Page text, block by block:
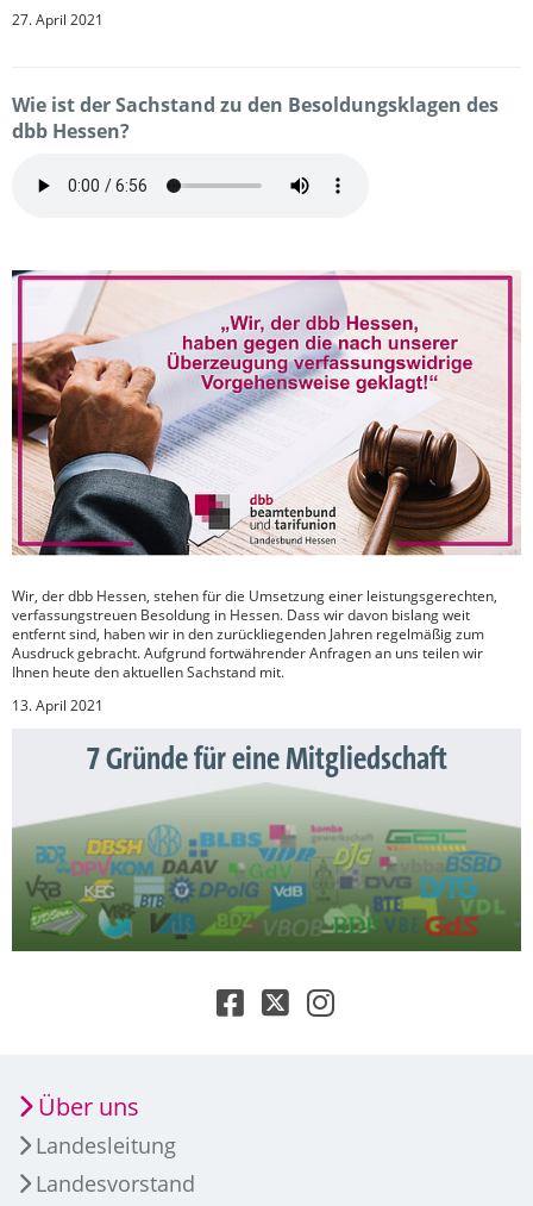
27. April 2021
Wie ist der Sachstand zu den Besoldungsklagen des
dbb Hessen?
Wir, der dbb Hessen, stehen für die Umsetzung einer leistungsgerechten,
verfassungstreuen Besoldung in Hessen. Dass wir davon bislang weit
entfernt sind, haben wir in den zurückliegenden Jahren regelmäßig zum
Ausdruck gebracht. Aufgrund fortwährender Anfragen an uns teilen wir
Ihnen heute den aktuellen Sachstand mit.
13. April 2021
7 Gründe für eine Mitgliedschaft
Über uns
Landesleitung
Landesvorstand